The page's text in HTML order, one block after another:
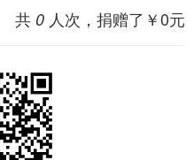
共 0 人次，捐赠了￥0元